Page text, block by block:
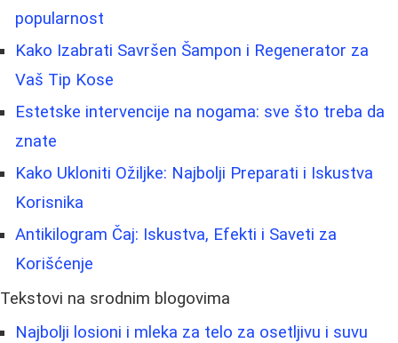
popularnost
Kako Izabrati Savršen Šampon i Regenerator za
Vaš Tip Kose
Estetske intervencije na nogama: sve što treba da
znate
Kako Ukloniti Ožiljke: Najbolji Preparati i Iskustva
Korisnika
Antikilogram Čaj: Iskustva, Efekti i Saveti za
Korišćenje
Tekstovi na srodnim blogovima
Najbolji losioni i mleka za telo za osetljivu i suvu